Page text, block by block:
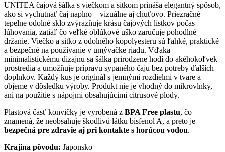
UNITEA čajová šálka s viečkom a sitkom prináša elegantný spôsob,
ako si vychutnať čaj naplno – vizuálne aj chuťovo. Priezračné
tepelne odolné sklo zvýrazňuje krásu čajových lístkov počas
lúhovania, zatiaľ čo veľké oblúkové uško zaručuje pohodlné
držanie. Viečko a sitko z odolného kopolyesteru sú ľahké, praktické
a bezpečné na používanie v umývačke riadu. Vďaka
minimalistickému dizajnu sa šálka prirodzene hodí do akéhokoľvek
prostredia a umožňuje prípravu sypaného čaju bez potreby ďalších
doplnkov. Každý kus je originál s jemnými rozdielmi v tvare a
objeme v dôsledku výroby. Produkt nie je vhodný do mikrovlnky,
ani na použitie s nápojmi obsahujúcimi citrusové plody.
Plastová časť konvičky je vyrobená z BPA Free plastu, čo
znamená, že neobsahuje škodlivú látku bisfenol A, a preto je
bezpečná pre zdravie aj pri kontakte s horúcou vodou.
Krajina pôvodu: Japonsko